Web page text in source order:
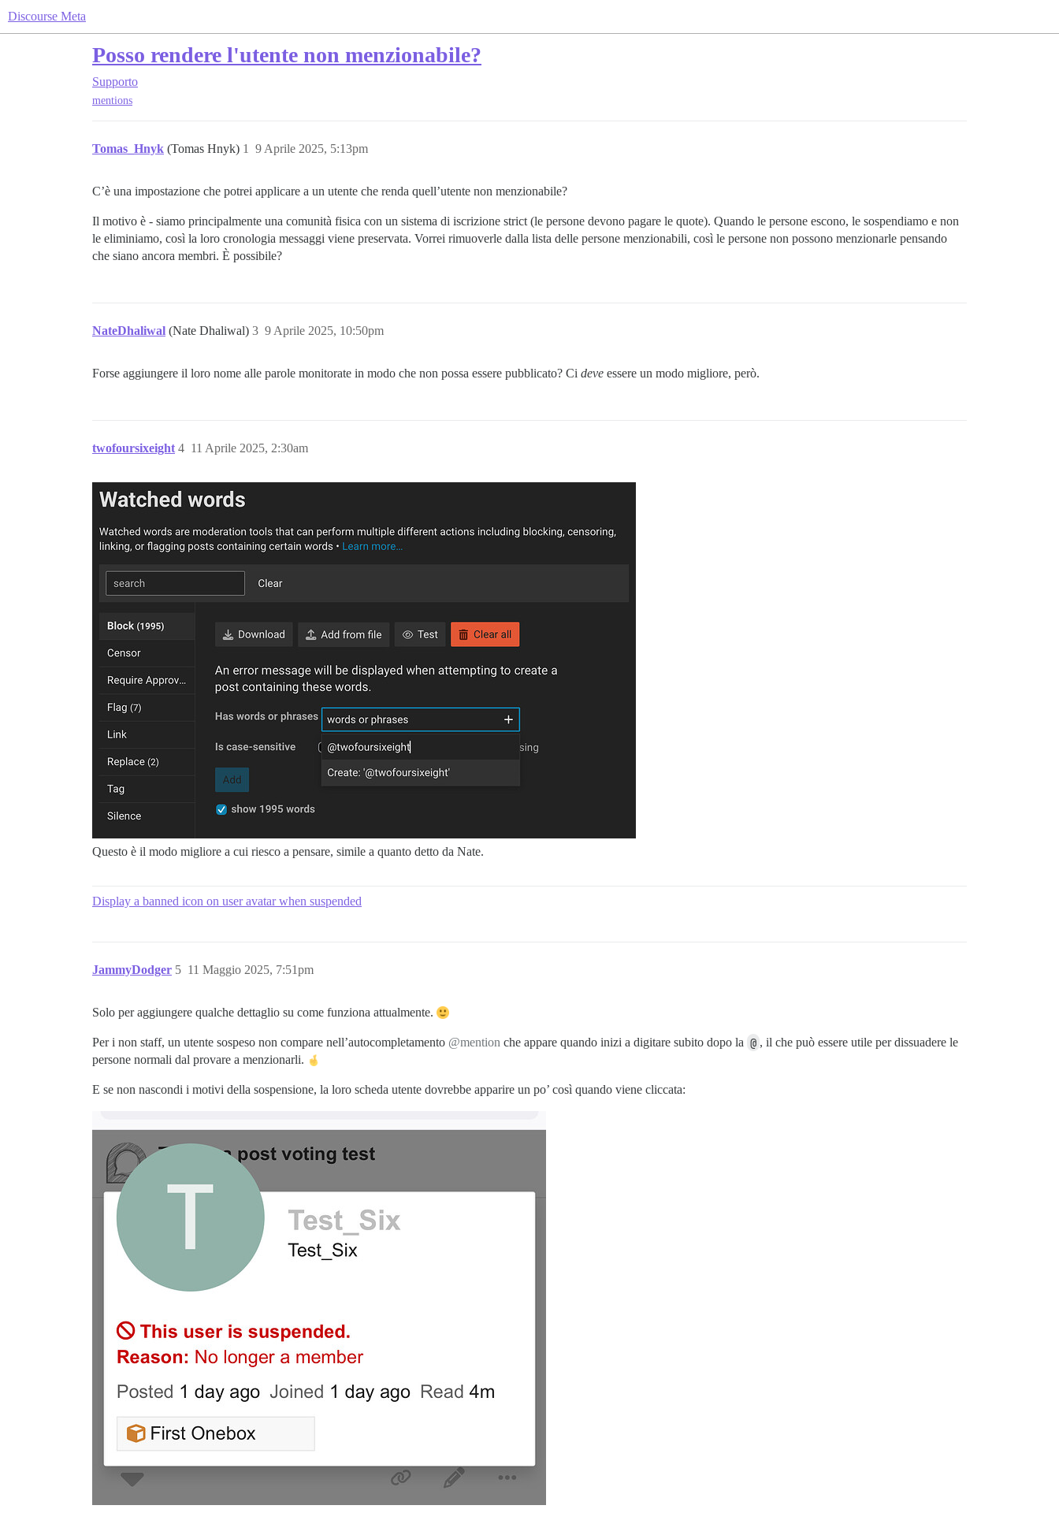
Discourse Meta
Posso rendere l'utente non menzionabile?
Supporto
mentions
Tomas_Hnyk (Tomas Hnyk) 9 Aprile 2025, 5:13pm
1
C’è una impostazione che potrei applicare a un utente che renda quell’utente non menzionabile?
Il motivo è - siamo principalmente una comunità fisica con un sistema di iscrizione strict (le persone devono pagare le quote). Quando le persone escono, le sospendiamo e non
le eliminiamo, così la loro cronologia messaggi viene preservata. Vorrei rimuoverle dalla lista delle persone menzionabili, così le persone non possono menzionarle pensando
che siano ancora membri. È possibile?
NateDhaliwal (Nate Dhaliwal) 9 Aprile 2025, 10:50pm
3
Forse aggiungere il loro nome alle parole monitorate in modo che non possa essere pubblicato? Ci deve essere un modo migliore, però.
twofoursixeight 11 Aprile 2025, 2:30am
4
Questo è il modo migliore a cui riesco a pensare, simile a quanto detto da Nate.
Display a banned icon on user avatar when suspended
JammyDodger 11 Maggio 2025, 7:51pm
5
Solo per aggiungere qualche dettaglio su come funziona attualmente.
Per i non staff, un utente sospeso non compare nell’autocompletamento @mention che appare quando inizi a digitare subito dopo la @ , il che può essere utile per dissuadere le
persone normali dal provare a menzionarli.
E se non nascondi i motivi della sospensione, la loro scheda utente dovrebbe apparire un po’ così quando viene cliccata: